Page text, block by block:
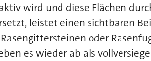
wird und diese Flächen
leistet einen sichtbaren
oder
es wieder ab als